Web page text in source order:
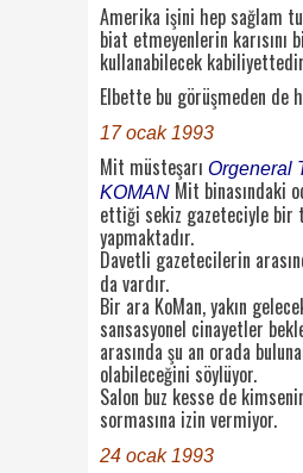
Amerika işini hep sağlam
biat etmeyenlerin karısını
kullanabilecek
Elbette bu görüşmeden de
17 ocak 1993
Mit müsteşarı Orgeneral
KOMAN Mit binasındaki
ettiği sekiz gazeteciyle bir
yapmaktadır.
Davetli gazetecilerin
da vardır.
Bir ara KoMan, yakın
sansasyonel cinayetler
arasında şu an orada
olabileceğini söylüyor.
Salon buz kesse de
sormasına izin vermiyor.
24 ocak 1993